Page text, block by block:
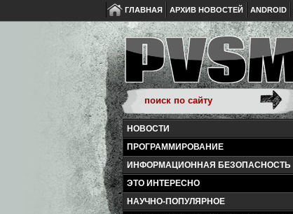
ГЛАВНАЯ АРХИВ НОВОСТЕЙ ANDROID
НОВОСТИ
ПРОГРАММИРОВАНИЕ
ИНФОРМАЦИОННАЯ БЕЗОПАСНОСТЬ
ЭТО ИНТЕРЕСНО
НАУЧНО-ПОПУЛЯРНОЕ